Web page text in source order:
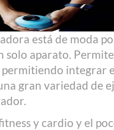
está de moda
solo aparato.
integrar
gran variedad de
y cardio y el